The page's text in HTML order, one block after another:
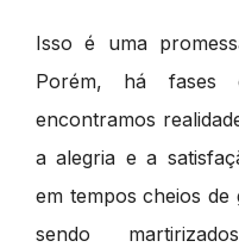
Isso é uma
Porém, há fases
encontramos
a alegria e a
em tempos cheios
sendo